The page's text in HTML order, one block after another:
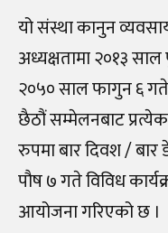
यो संस्था कानुन
अध्यक्षतामा २०१३
२०५० साल फागुन ६
छैठौं सम्मेलनबाट
रुपमा बार दिवश / बार
पौष ७ गते विविध
आयोजना गरिएको छ ।